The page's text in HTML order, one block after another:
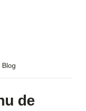
Blog
de